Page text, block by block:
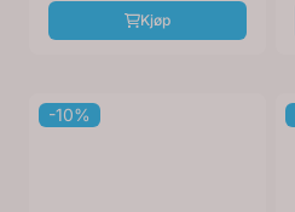
Kjøp
-10%